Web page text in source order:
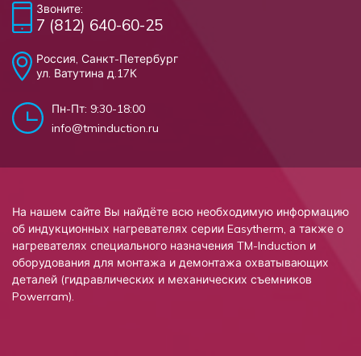
Звоните:
7 (812) 640-60-25
Россия, Санкт-Петербург
ул. Ватутина д.17К
Пн-Пт: 9:30-18:00
info@tminduction.ru
На нашем сайте Вы найдёте всю необходимую информацию
об индукционных нагревателях серии Easytherm, а также о
нагревателях специального назначения TM-Induction и
оборудования для монтажа и демонтажа охватывающих
деталей (гидравлических и механических съемников
Powerram).